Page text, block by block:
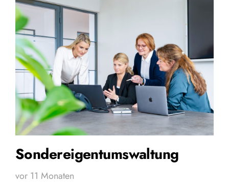
Sondereigentumswaltung
vor 11 Monaten